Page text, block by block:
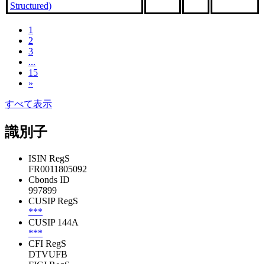
Structured)
1
2
3
...
15
»
すべて表示
識別子
ISIN RegS
FR0011805092
Cbonds ID
997899
CUSIP RegS
***
CUSIP 144A
***
CFI RegS
DTVUFB